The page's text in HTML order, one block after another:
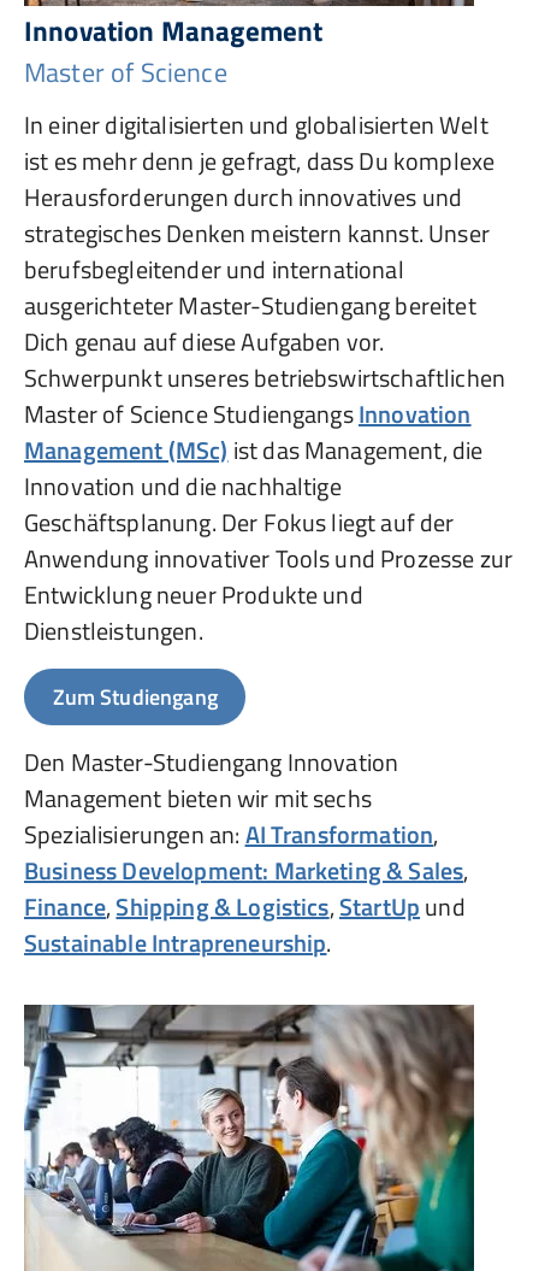
Innovation Management
Master of Science
In einer digitalisierten und globalisierten Welt
ist es mehr denn je gefragt, dass Du komplexe
Herausforderungen durch innovatives und
strategisches Denken meistern kannst. Unser
berufsbegleitender und international
ausgerichteter Master-Studiengang bereitet
Dich genau auf diese Aufgaben vor.
Schwerpunkt unseres betriebswirtschaftlichen
Master of Science StudiengangsInnovation
Management (MSc) ist das Management, die
Innovation und die nachhaltige
Geschäftsplanung. Der Fokus liegt auf der
Anwendung innovativer Tools und Prozesse zur
Entwicklung neuer Produkte und
Dienstleistungen.
Zum Studiengang
Den Master-Studiengang Innovation
Management bieten wir mit sechs
Spezialisierungen an:AI Transformation,
Business Development: Marketing & Sales,
Finance,Shipping & Logistics,StartUpund
Sustainable Intrapreneurship.